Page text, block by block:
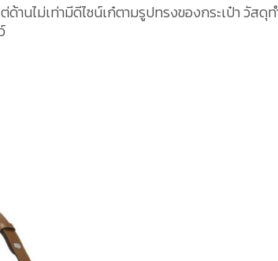
านไม่เท่ามีดีไซน์เก๋ตามรูปทรงของกระเป๋า วัสดุ